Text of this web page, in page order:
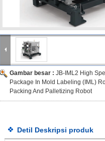
Gambar besar : JB-IML2 High
Package In Mold Labeling (IML)
Packing And Palletizing Robot
Detil Deskripsi produk